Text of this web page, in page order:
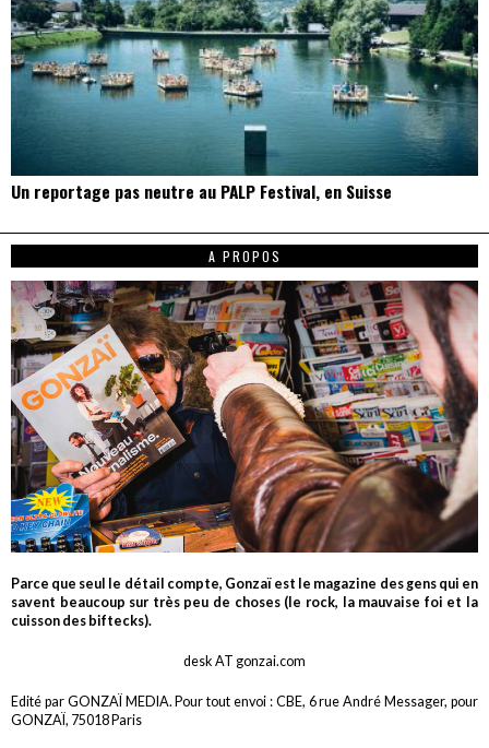
Un reportage pas neutre au PALP Festival, en Suisse
A PROPOS
Parce que seul le détail compte, Gonzaï est le magazine des gens qui en
savent beaucoup sur très peu de choses (le rock, la mauvaise foi et la
cuisson des biftecks).
desk AT gonzai.com
Edité par GONZAÏ MEDIA. Pour tout envoi : CBE, 6 rue André Messager, pour
GONZAÏ, 75018 Paris